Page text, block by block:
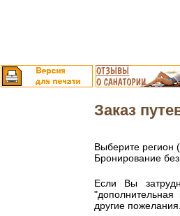
Заказ
Выберите регион
Бронирование
Если Вы
другие пожелания.